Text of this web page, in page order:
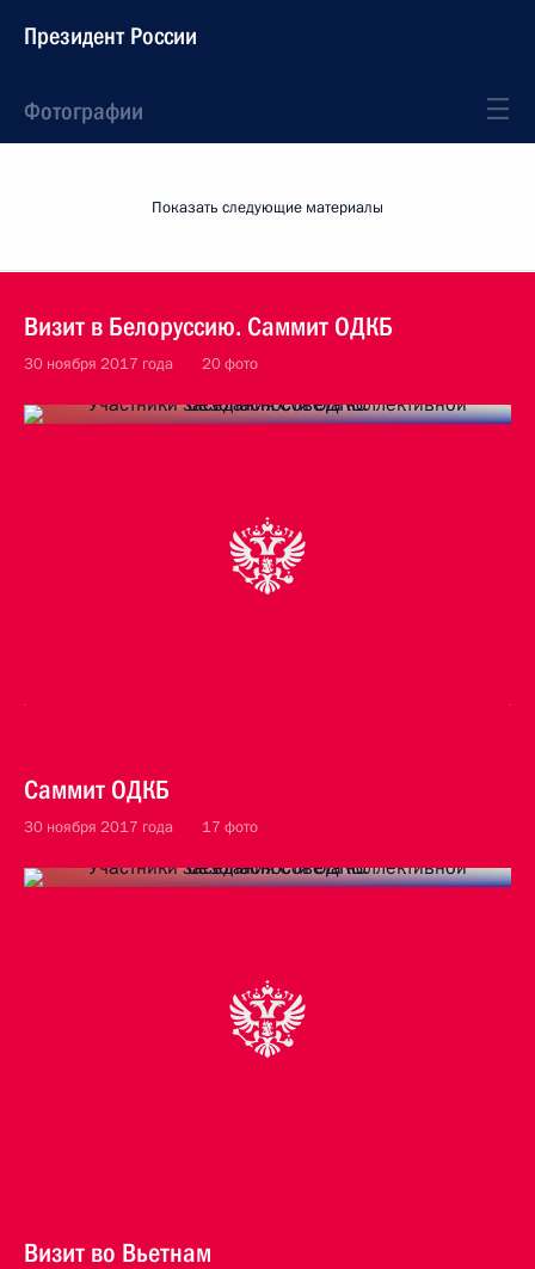
Президент России
Фотографии
Показать следующие материалы
Визит в Белоруссию. Саммит ОДКБ
30 ноября 2017 года 20 фото
Саммит ОДКБ
30 ноября 2017 года 17 фото
Визит во Вьетнам